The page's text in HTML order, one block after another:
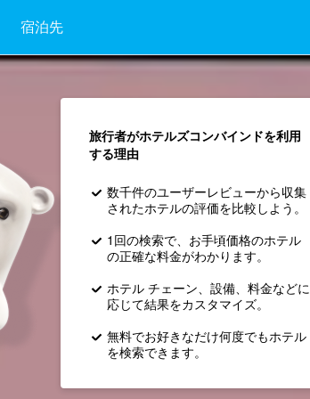
宿泊先
旅行者がホテルズコンバインド​を利用
する理由
数千件のユーザーレビューから収集
されたホテルの評価を比較しよう。
1回の検索で、お手頃価格のホテル
の正確な料金がわかります。
ホテル チェーン、設備、料金などに
応じて結果をカスタマイズ。
無料でお好きなだけ何度でもホテル
を検索できます。